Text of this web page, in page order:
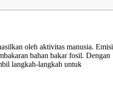
oleh aktivitas manusia. Emisi
bahan bakar fosil. Dengan
langkah-langkah untuk